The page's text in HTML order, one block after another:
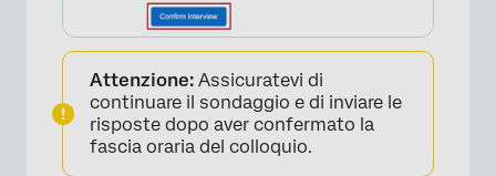
×
Attenzione: Assicuratevi di
continuare il sondaggio e di inviare le
risposte dopo aver confermato la
fascia oraria del colloquio.